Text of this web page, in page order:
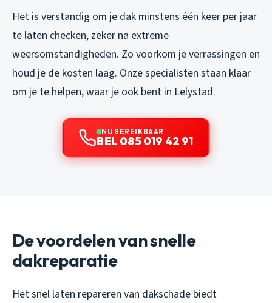
Het is verstandig om je dak minstens één keer per jaar
te laten checken, zeker na extreme
weersomstandigheden. Zo voorkom je verrassingen en
houd je de kosten laag. Onze specialisten staan klaar
om je te helpen, waar je ook bent in Lelystad.
NU BEREIKBAAR
BEL 085 019 42 91
De voordelen van snelle
dakreparatie
Het snel laten repareren van dakschade biedt